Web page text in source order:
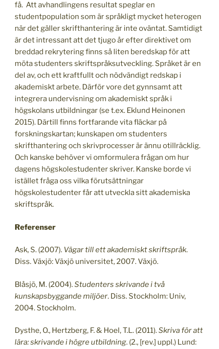
få. Att avhandlingens resultat speglar en
studentpopulation som är språkligt mycket heterogen
när det gäller skrifthantering är inte oväntat. Samtidigt
är det intressant att det tjugo år efter direktivet om
breddad rekrytering finns så liten beredskap för att
möta studenters skriftspråksutveckling. Språket är en
del av, och ett kraftfullt och nödvändigt redskap i
akademiskt arbete. Därför vore det gynnsamt att
integrera undervisning om akademiskt språk i
högskolans utbildningar (se t.ex. Eklund Heinonen
2015). Därtill finns fortfarande vita fläckar på
forskningskartan; kunskapen om studenters
skrifthantering och skrivprocesser är ännu otillräcklig.
Och kanske behöver vi omformulera frågan om hur
dagens högskolestudenter skriver. Kanske borde vi
istället fråga oss vilka förutsättningar
högskolestudenter får att utveckla sitt akademiska
skriftspråk.
Referenser
Ask, S. (2007). Vägar till ett akademiskt skriftspråk.
Diss. Växjö: Växjö universitet, 2007. Växjö.
Blåsjö, M. (2004).Studenters skrivande i två
kunskapsbyggande miljöer. Diss. Stockholm: Univ,
2004. Stockholm.
Dysthe, O., Hertzberg, F. & Hoel, T.L. (2011).Skriva för att
lära: skrivande i högre utbildning. (2., [rev.] uppl.) Lund: